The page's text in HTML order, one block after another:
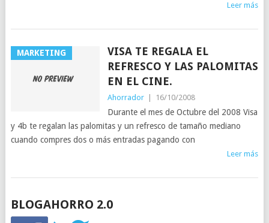
Leer más
MARKETING
VISA TE REGALA EL
REFRESCO Y LAS PALOMITAS
EN EL CINE.
Ahorrador 16/10/2008
Durante el mes de Octubre del 2008 Visa
y 4b te regalan las palomitas y un refresco de tamaño mediano
cuando compres dos o más entradas pagando con
Leer más
BLOGAHORRO 2.0